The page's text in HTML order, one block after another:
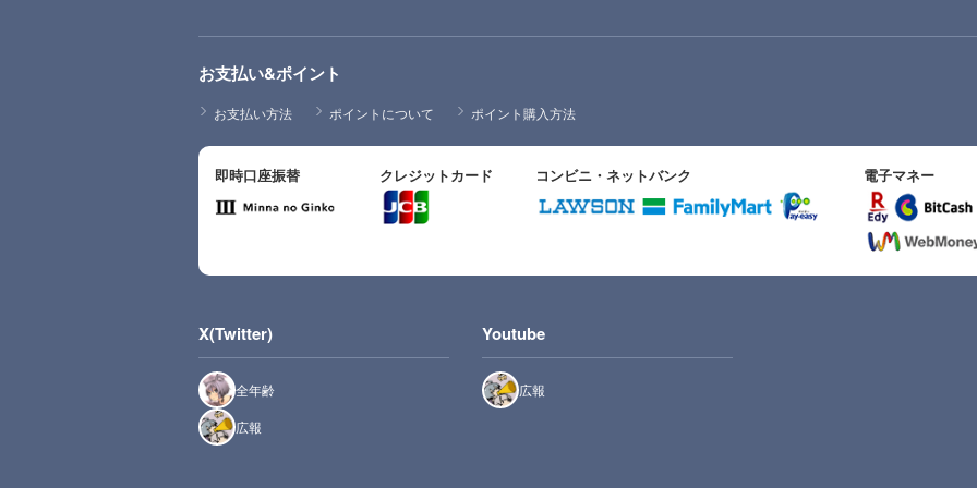
お支払い&ポイント
お支払い方法 ポイントについて ポイント購入方法
即時口座振替 クレジットカード コンビニ・ネットバンク 電子マネー
X(Twitter)
全年齢
広報
Youtube
広報